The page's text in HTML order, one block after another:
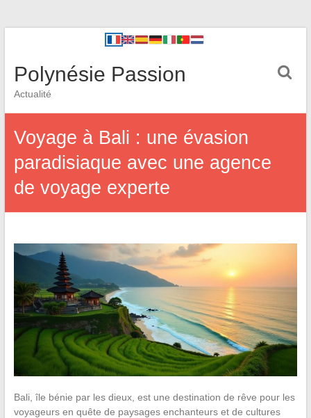
Polynésie Passion
Actualité
Voyage à Bali : une évasion
paradisiaque avec une agence
de voyage experte
Bali, île bénie par les dieux, est une destination de rêve pour les
voyageurs en quête de paysages enchanteurs et de cultures